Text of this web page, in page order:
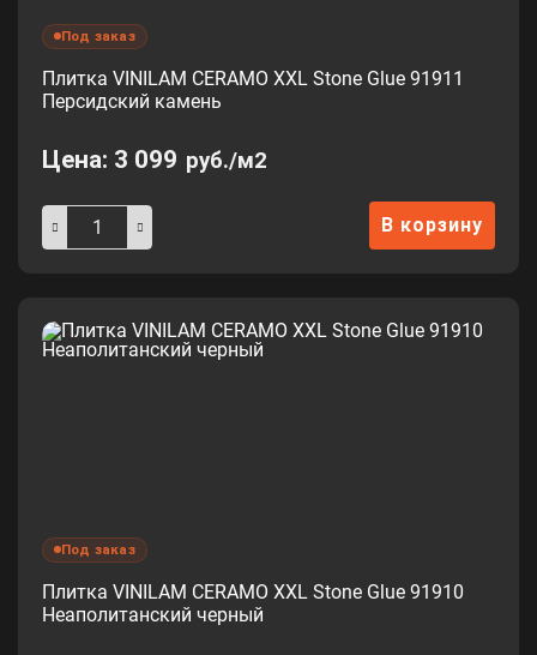
Под заказ
Плитка VINILAM CERAMO XXL Stone Glue 91911
Персидский камень
Цена: 3 099 руб./м2
В корзину
Под заказ
Плитка VINILAM CERAMO XXL Stone Glue 91910
Неаполитанский черный